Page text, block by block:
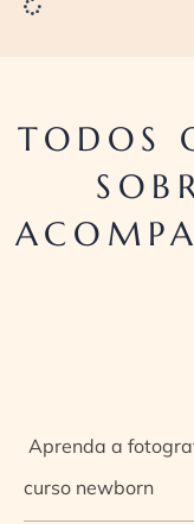
TODOS
Aprenda a
curso newborn